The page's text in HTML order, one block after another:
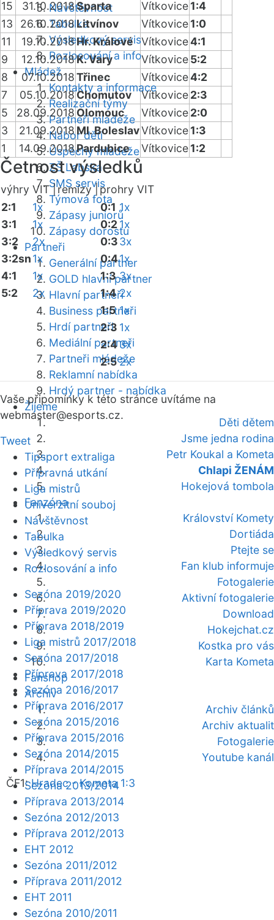
Návštěvnost
Tabulka
Výsledkový servis
Rozlosování a info
Mládež
Kontakty a informace
Realizační týmy
Partneři mládeže
Nábor dětí
Úspěchy mládeže
ZŠ Labská
SMS servis
Týmová fota
Zápasy juniorů
Zápasy dorostu
Partneři
Generální partner
GOLD hlavní partner
Hlavní partneři
Business partneři
Hrdí partneři
Mediální partneři
Partneři mládeže
Reklamní nabídka
Hrdý partner - nabídka
Žijeme
Děti dětem
Jsme jedna rodina
Petr Koukal a Kometa
Chlapi ŽENÁM
Hokejová tombola
Fanzóna
Království Komety
Dortiáda
Ptejte se
Fan klub informuje
Fotogalerie
Aktivní fotogalerie
Download
Hokejchat.cz
Kostka pro vás
Karta Kometa
Fanshop
Archiv
Archiv článků
Archiv aktualit
Fotogalerie
Youtube kanál
ČF1:Hradec - Kometa 1:3
15
31.10.2018Sparta Vítkovice1:4
13
26.10.2018 Litvínov Vítkovice1:0
11
19.10.2018Hr. Králové Vítkovice4:1
9
12.10.2018K. Vary Vítkovice5:2
8
07.10.2018Třinec Vítkovice4:2
7
05.10.2018Chomutov Vítkovice2:3
5
28.09.2018 Olomouc Vítkovice2:0
3
21.09.2018 Ml. BoleslavVítkovice1:3
1
14.09.2018Pardubice Vítkovice1:2
Četnost výsledků
výhry VIT |remízy |prohry VIT
2:1
1x
3:1
1x
3:2
2x
3:2sn1x
4:1
1x
5:2
2x
0:1 1x
0:21x
0:33x
0:41x
1:3 3x
1:4 2x
1:5 1x
2:3 1x
2:43x
2:52x
Vaše připomínky k této stránce uvítáme na
webmaster@esports.cz.
Tweet
Tipsport extraliga
Přípravná utkání
Liga mistrů
Univerzitní souboj
Návštěvnost
Tabulka
Výsledkový servis
Rozlosování a info
Sezóna 2019/2020
Příprava 2019/2020
Příprava 2018/2019
Liga mistrů 2017/2018
Sezóna 2017/2018
Příprava 2017/2018
Sezóna 2016/2017
Příprava 2016/2017
Sezóna 2015/2016
Příprava 2015/2016
Sezóna 2014/2015
Příprava 2014/2015
Sezóna 2013/2014
Příprava 2013/2014
Sezóna 2012/2013
Příprava 2012/2013
EHT 2012
Sezóna 2011/2012
Příprava 2011/2012
EHT 2011
Sezóna 2010/2011